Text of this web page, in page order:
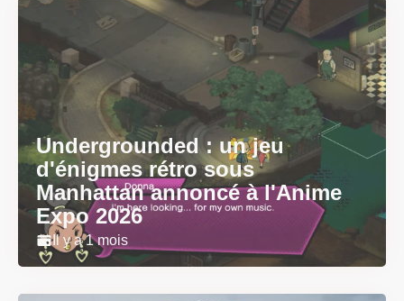
Undergrounded : un jeu
d'énigmes rétro sous
Manhattan annoncé à l'Anime
Expo 2026
Il y a 1 mois